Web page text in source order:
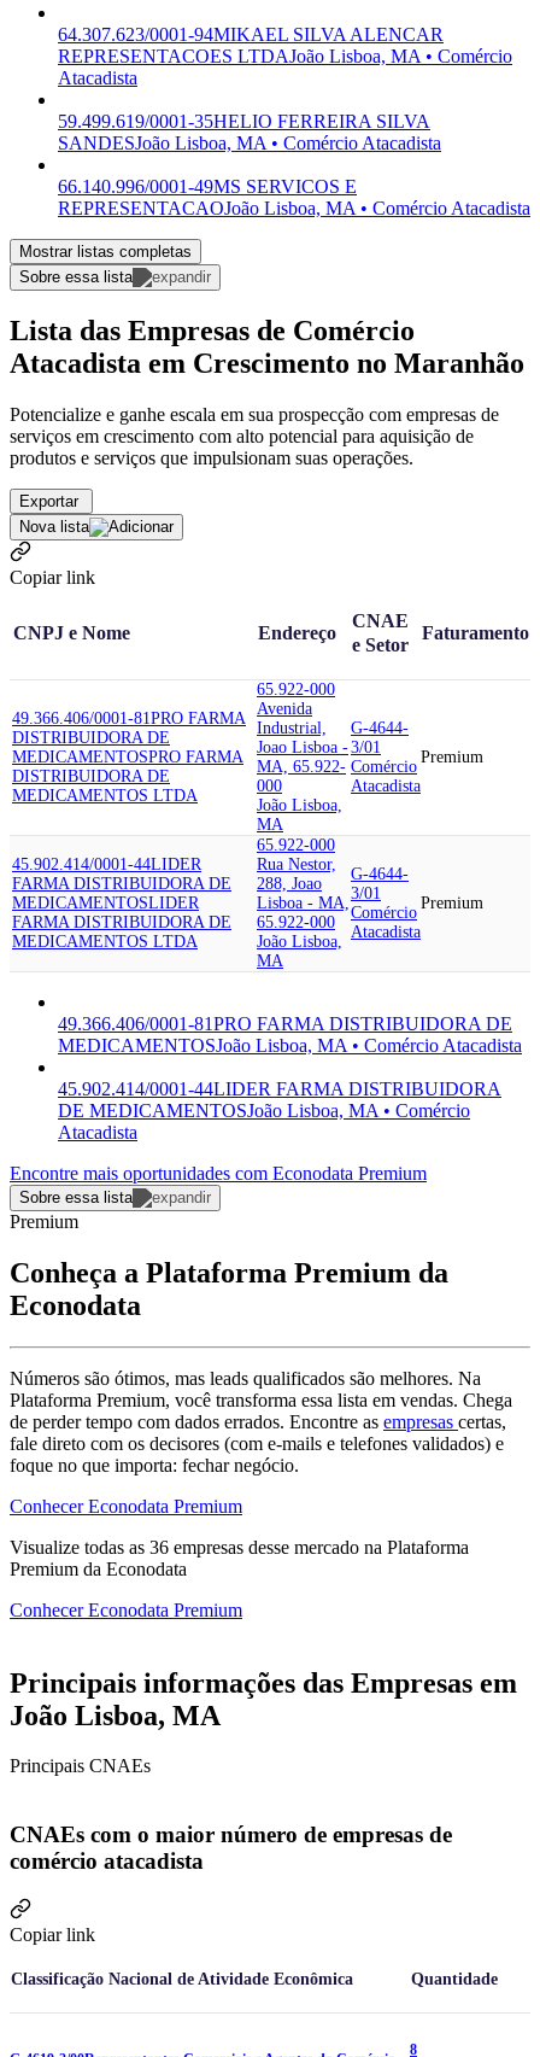
64.307.623/0001-94MIKAEL SILVA ALENCAR
REPRESENTACOES LTDAJoão Lisboa, MA • Comércio
Atacadista
59.499.619/0001-35HELIO FERREIRA SILVA
SANDESJoão Lisboa, MA • Comércio Atacadista
66.140.996/0001-49MS SERVICOS E
REPRESENTACAOJoão Lisboa, MA • Comércio Atacadista
Mostrar listas completas
Sobre essa lista
Lista das Empresas de Comércio
Atacadista em Crescimento no Maranhão
Potencialize e ganhe escala em sua prospecção com empresas de
serviços em crescimento com alto potencial para aquisição de
produtos e serviços que impulsionam suas operações.
Exportar
Nova lista
Copiar link
CNPJ e Nome Endereço
CNAE
e Setor
Faturamento
49.366.406/0001-81 PRO FARMA
DISTRIBUIDORA DE
MEDICAMENTOSPRO FARMA
DISTRIBUIDORA DE
MEDICAMENTOS LTDA
65.922-000
Avenida
Industrial,
Joao Lisboa -
MA, 65.922-
000
João Lisboa,
MA
G-4644-
3/01
Comércio
Atacadista
Premium
45.902.414/0001-44LIDER
FARMA DISTRIBUIDORA DE
MEDICAMENTOSLIDER
FARMA DISTRIBUIDORA DE
MEDICAMENTOS LTDA
65.922-000
Rua Nestor,
288, Joao
Lisboa - MA,
65.922-000
João Lisboa,
MA
G-4644-
3/01
Comércio
Atacadista
Premium
49.366.406/0001-81PRO FARMA DISTRIBUIDORA DE
MEDICAMENTOSJoão Lisboa, MA • Comércio Atacadista
45.902.414/0001-44LIDER FARMA DISTRIBUIDORA
DE MEDICAMENTOSJoão Lisboa, MA • Comércio
Atacadista
Encontre mais oportunidades com Econodata Premium
Sobre essa lista
Premium
Conheça a Plataforma Premium da
Econodata
Números são ótimos, mas leads qualificados são melhores. Na
Plataforma Premium, você transforma essa lista em vendas. Chega
de perder tempo com dados errados. Encontre as empresas certas,
fale direto com os decisores (com e-mails e telefones validados) e
foque no que importa: fechar negócio.
Conhecer Econodata Premium
Visualize todas as 36 empresas desse mercado na Plataforma
Premium da Econodata
Conhecer Econodata Premium
Principais informações das Empresas em
João Lisboa, MA
Principais CNAEs
CNAEs com o maior número de empresas de
comércio atacadista
Copiar link
Classificação Nacional de Atividade Econômica Quantidade
8